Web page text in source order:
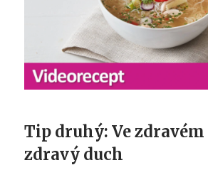
Tip druhý: Ve
zdravý duch